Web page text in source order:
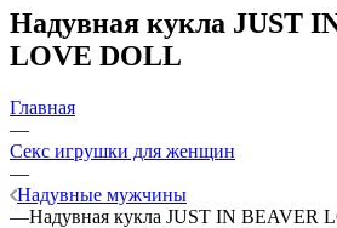
Надувная кукла JUST
LOVE DOLL
Главная
—
Секс игрушки для женщин
—
Надувные мужчины
—Надувная кукла JUST IN BEAVER